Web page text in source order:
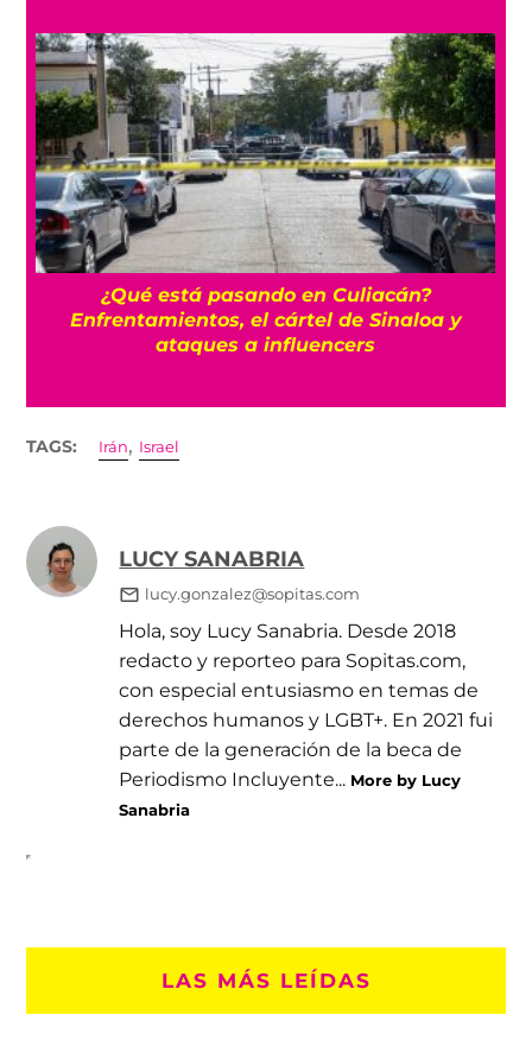
Eclipse solar total del 12 de agosto: ¿Dónde
será visible?
TAGS: Irán, Israel
LUCY SANABRIA
lucy.gonzalez@sopitas.com
Hola, soy Lucy Sanabria. Desde 2018
redacto y reporteo para Sopitas.com,
con especial entusiasmo en temas de
derechos humanos y LGBT+. En 2021 fui
parte de la generación de la beca de
Periodismo Incluyente... More by Lucy
Sanabria
LAS MÁS LEÍDAS